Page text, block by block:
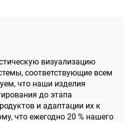
костяхвизуализацию
соответствующие всем
что наши изделия
до этапа
и адаптации их к
что ежегодно 20 % нашего